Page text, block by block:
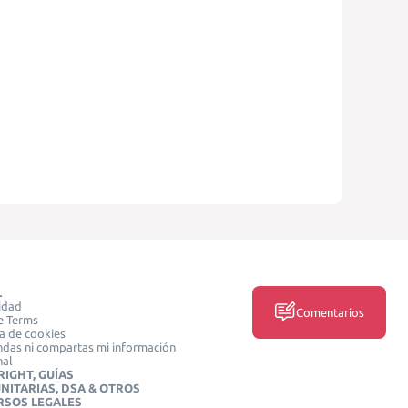
Terms
de cookies
ni compartas mi información
GUÍAS
DSA & OTROS
LEGALES
Comentarios